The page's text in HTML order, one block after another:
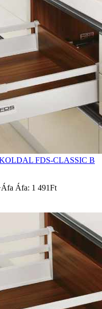
FDS-CLASSIC B
Áfa: 1 491Ft